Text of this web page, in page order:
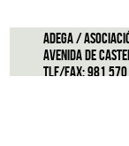
ADEGA /
Avenida de
Tlf/Fax: 981